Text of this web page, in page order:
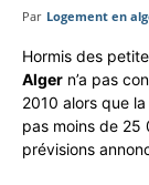
Par Logement en
Hormis des
Alger n’a pas
2010 alors que
pas moins de 25
prévisions